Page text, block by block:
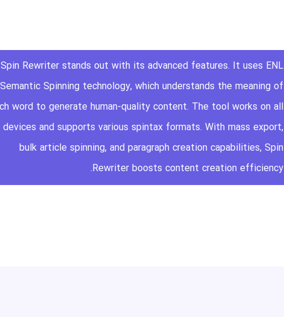
Spin Rewriter stands out with its advanced features. It uses ENL
Semantic Spinning technology, which understands the meaning of
word to generate human-quality content. The tool works on all
devices and supports various spintax formats. With mass export,
bulk article spinning, and paragraph creation capabilities, Spin
Rewriter boosts content creation efficiency.